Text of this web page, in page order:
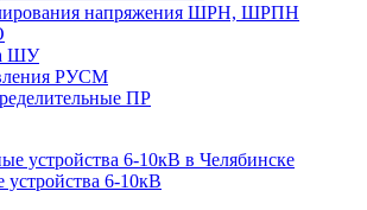
напряжения ШРН, ШРПН
ШУ
РУСМ
ПР
устройства 6-10кВ